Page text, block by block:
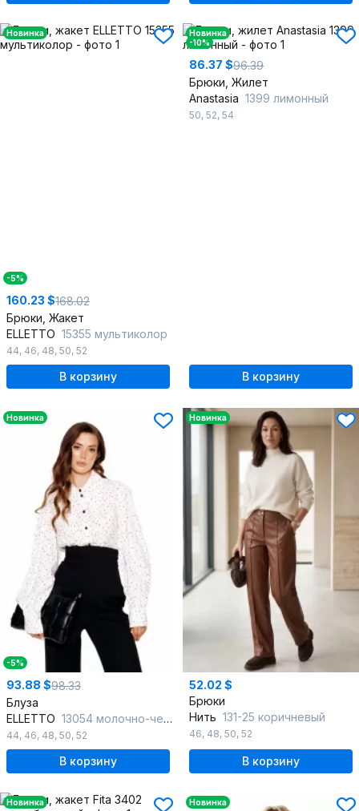
Новинка
-5%
160.23 $168.02
Брюки, Жакет
ELLETTO 15355 мультиколор
44, 46, 48, 50, 52
В корзину
Новинка
-10%
86.37 $96.39
Брюки, Жилет
Anastasia 1399 лимонный
50, 52, 54
В корзину
Новинка
-5%
93.88 $98.33
Блуза
ELLETTO 13054 молочно-черный
44, 46, 48, 50, 52
В корзину
Новинка
52.02 $
Брюки
Нить 131-25 коричневый
46, 48, 50, 52
В корзину
Новинка Новинка